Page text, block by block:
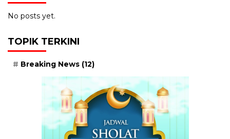
No posts yet.
TOPIK TERKINI
Breaking News (12)